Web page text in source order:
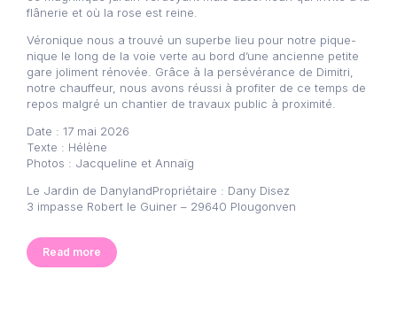
flânerie et où la rose est reine.
Véronique nous a trouvé un superbe lieu pour notre pique-
nique le long de la voie verte au bord d’une ancienne petite
gare joliment rénovée. Grâce à la persévérance de Dimitri,
notre chauffeur, nous avons réussi à profiter de ce temps de
repos malgré un chantier de travaux public à proximité.
Date : 17 mai 2026
Texte : Hélène
Photos : Jacqueline et Annaïg
Le Jardin de DanylandPropriétaire : Dany Disez
3 impasse Robert le Guiner – 29640 Plougonven
Read more